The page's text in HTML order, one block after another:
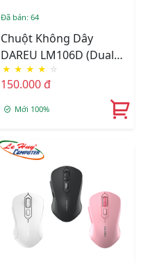
Đã bán: 64
Chuột Không Dây
DAREU LM106D (Dual
Mode: Bluetooth + 2.4G)
Black
★ ★ ★ ★ ☆
150.000 đ
Mới 100%